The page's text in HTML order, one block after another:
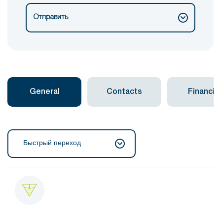
Отправить
General Contacts Financial
Быстрый переход